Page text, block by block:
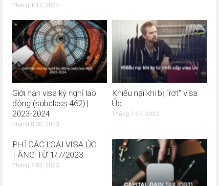
Tháng 1 17, 2024
Giới hạn visa kỳ nghỉ lao
động (subclass 462) |
2023-2024
Tháng 8 30, 2023
Khiếu nại khi bị “rớt” visa
Úc
Tháng 7 07, 2023
PHÍ CÁC LOẠI VISA ÚC
TĂNG TỪ 1/7/2023
Tháng 7 03, 2023